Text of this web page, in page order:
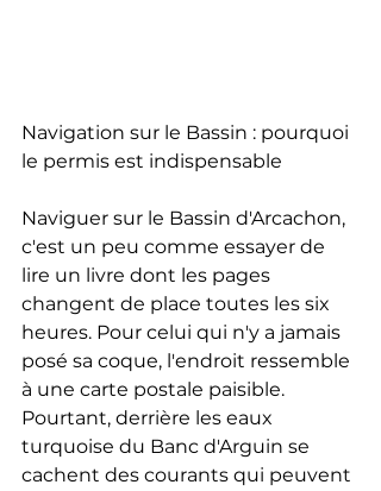
Navigation sur le Bassin : pourquoi
le permis est indispensable
Naviguer sur le Bassin d'Arcachon,
c'est un peu comme essayer de
lire un livre dont les pages
changent de place toutes les six
heures. Pour celui qui n'y a jamais
posé sa coque, l'endroit ressemble
à une carte postale paisible.
Pourtant, derrière les eaux
turquoise du Banc d'Arguin se
cachent des courants qui peuvent